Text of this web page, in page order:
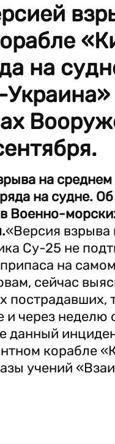
на
на
на судне.
Военно-
«Версия взрыва
Су-25 не
на
сейчас
пострадавших,
и через
данный
корабле
учений